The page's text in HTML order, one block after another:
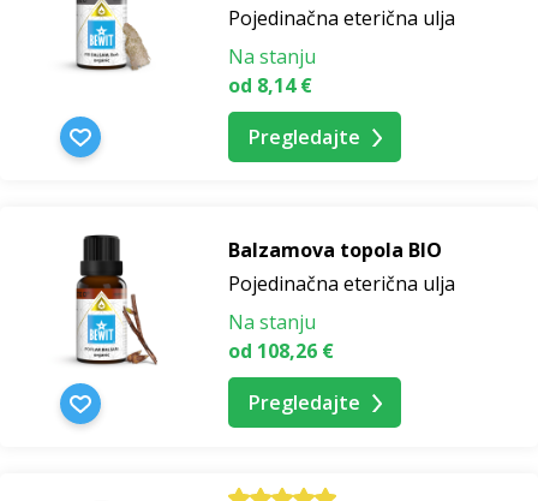
Pojedinačna eterična ulja
Na stanju
od 8,14 €
Pregledajte
Balzamova topola BIO
Pojedinačna eterična ulja
Na stanju
od 108,26 €
Pregledajte